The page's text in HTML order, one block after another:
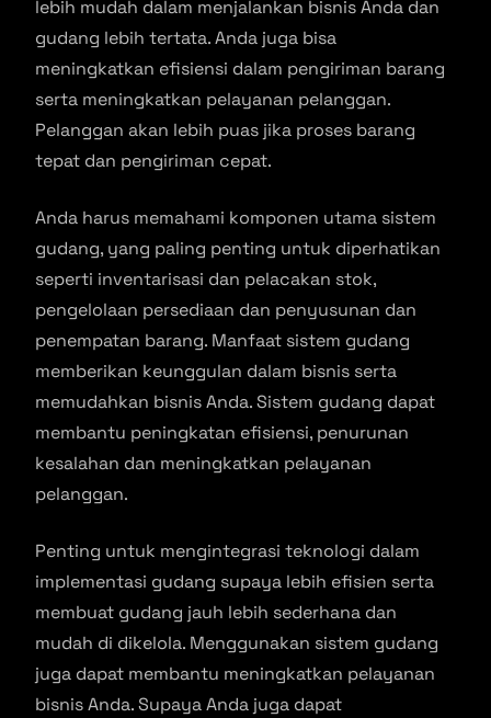
lebih mudah dalam menjalankan bisnis Anda dan
gudang lebih tertata. Anda juga bisa
meningkatkan efisiensi dalam pengiriman barang
serta meningkatkan pelayanan pelanggan.
Pelanggan akan lebih puas jika proses barang
tepat dan pengiriman cepat.
Anda harus memahami komponen utama sistem
gudang, yang paling penting untuk diperhatikan
seperti inventarisasi dan pelacakan stok,
pengelolaan persediaan dan penyusunan dan
penempatan barang. Manfaat sistem gudang
memberikan keunggulan dalam bisnis serta
memudahkan bisnis Anda. Sistem gudang dapat
membantu peningkatan efisiensi, penurunan
kesalahan dan meningkatkan pelayanan
pelanggan.
Penting untuk mengintegrasi teknologi dalam
implementasi gudang supaya lebih efisien serta
membuat gudang jauh lebih sederhana dan
mudah di dikelola. Menggunakan sistem gudang
juga dapat membantu meningkatkan pelayanan
bisnis Anda. Supaya Anda juga dapat